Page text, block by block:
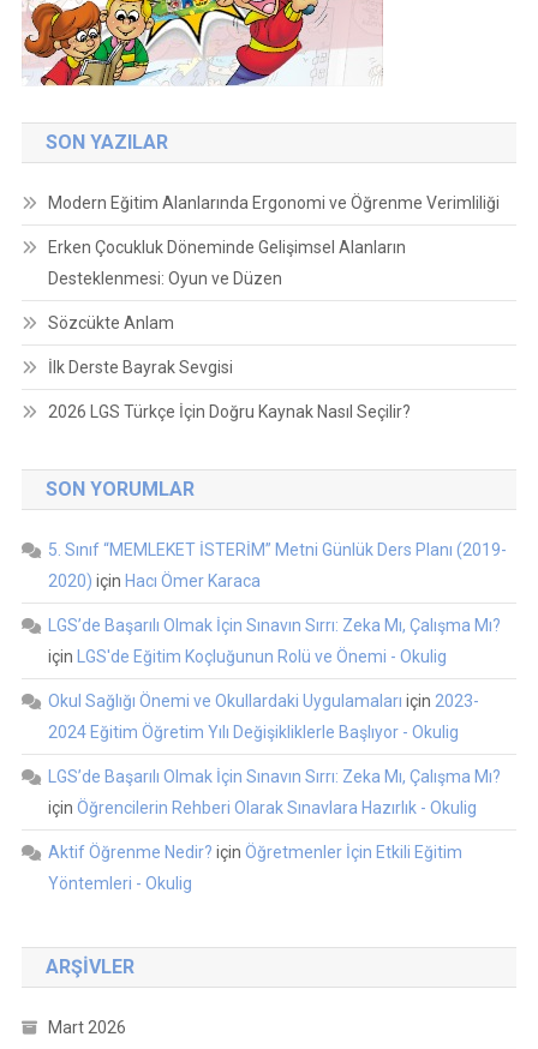
SON YAZILAR
Modern Eğitim Alanlarında Ergonomi ve Öğrenme Verimliliği
Erken Çocukluk Döneminde Gelişimsel Alanların
Desteklenmesi: Oyun ve Düzen
Sözcükte Anlam
İlk Derste Bayrak Sevgisi
2026 LGS Türkçe İçin Doğru Kaynak Nasıl Seçilir?
SON YORUMLAR
5. Sınıf “MEMLEKET İSTERİM” Metni Günlük Ders Planı (2019-
2020) için Hacı Ömer Karaca
LGS’de Başarılı Olmak İçin Sınavın Sırrı: Zeka Mı, Çalışma Mı?
için
LGS'de Eğitim Koçluğunun Rolü ve Önemi - Okulig
Okul Sağlığı Önemi ve Okullardaki Uygulamaları için 2023-
2024 Eğitim Öğretim Yılı Değişikliklerle Başlıyor - Okulig
LGS’de Başarılı Olmak İçin Sınavın Sırrı: Zeka Mı, Çalışma Mı?
için Öğrencilerin Rehberi Olarak Sınavlara Hazırlık - Okulig
Aktif Öğrenme Nedir? için Öğretmenler İçin Etkili Eğitim
Yöntemleri - Okulig
ARŞIVLER
Mart 2026